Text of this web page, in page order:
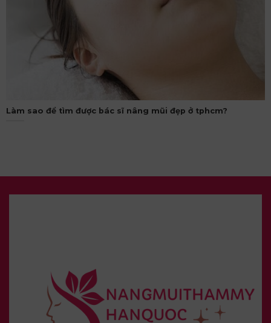
Làm sao để tìm được bác sĩ nâng mũi đẹp ở tphcm?